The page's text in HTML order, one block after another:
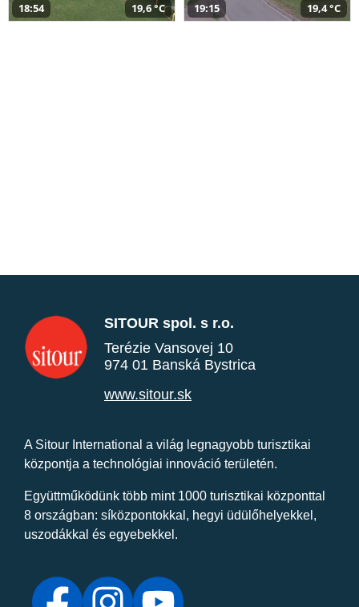
18:54 19,6 °C 19:15 19,4 °C
SITOUR spol. s r.o.
Terézie Vansovej 10
974 01 Banská Bystrica
www.sitour.sk
A Sitour International a világ legnagyobb turisztikai
központja a technológiai innováció területén.
Együttműködünk több mint 1000 turisztikai központtal
8 országban: síközpontokkal, hegyi üdülőhelyekkel,
uszodákkal és egyebekkel.